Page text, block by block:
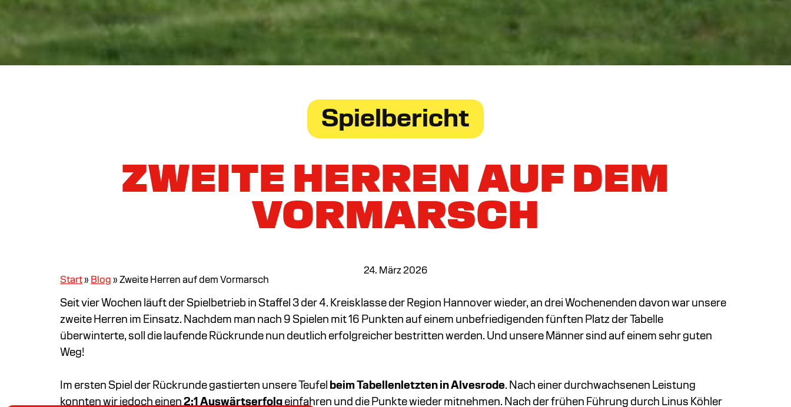
Spielbericht
ZWEITE HERREN AUF DEM
VORMARSCH
24. März 2026
Start» Blog » Zweite Herren auf dem Vormarsch
Seit vier Wochen läuft der Spielbetrieb in Staffel 3 der 4. Kreisklasse der Region Hannover wieder, an drei Wochenenden davon war unsere
zweite Herren im Einsatz. Nachdem man nach 9 Spielen mit 16 Punkten auf einem unbefriedigenden fünften Platz der Tabelle
überwinterte, soll die laufende Rückrunde nun deutlich erfolgreicher bestritten werden. Und unsere Männer sind auf einem sehr guten
Weg!
Im ersten Spiel der Rückrunde gastierten unsere Teufel beim Tabellenletzten in Alvesrode. Nach einer durchwachsenen Leistung
konnten wir jedoch einen 2:1 Auswärtserfolg einfahren und die Punkte wieder mitnehmen. Nach der frühen Führung durch Linus Köhler